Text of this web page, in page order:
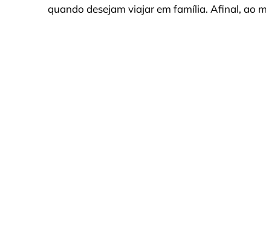
quando desejam viajar em família. Afinal, ao